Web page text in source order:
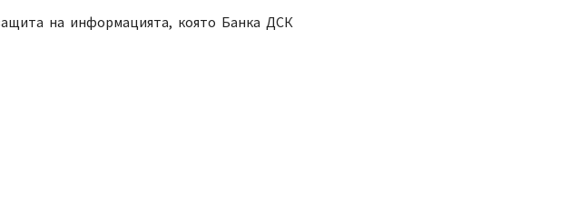
на информацията, която Банка ДСК